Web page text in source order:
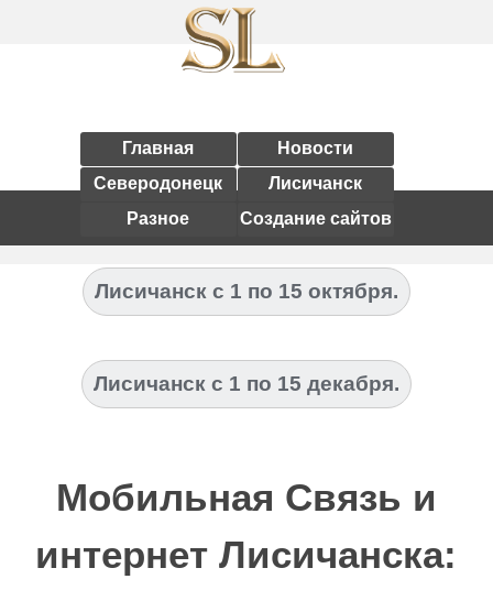
Главная
Новости
Северодонецк
Лисичанск
Разное
Создание сайтов
Лисичанск с 1 по 15 октября.
Лисичанск с 1 по 15 декабря.
Мобильная Связь и
интернет Лисичанска: